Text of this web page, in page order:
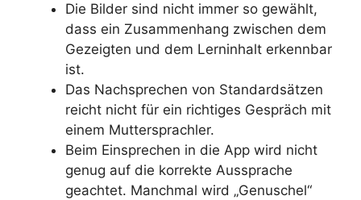
Die Bilder sind nicht immer so gewählt,
dass ein Zusammenhang zwischen dem
Gezeigten und dem Lerninhalt erkennbar
ist.
Das Nachsprechen von Standardsätzen
reicht nicht für ein richtiges Gespräch mit
einem Muttersprachler.
Beim Einsprechen in die App wird nicht
genug auf die korrekte Aussprache
geachtet. Manchmal wird „Genuschel“